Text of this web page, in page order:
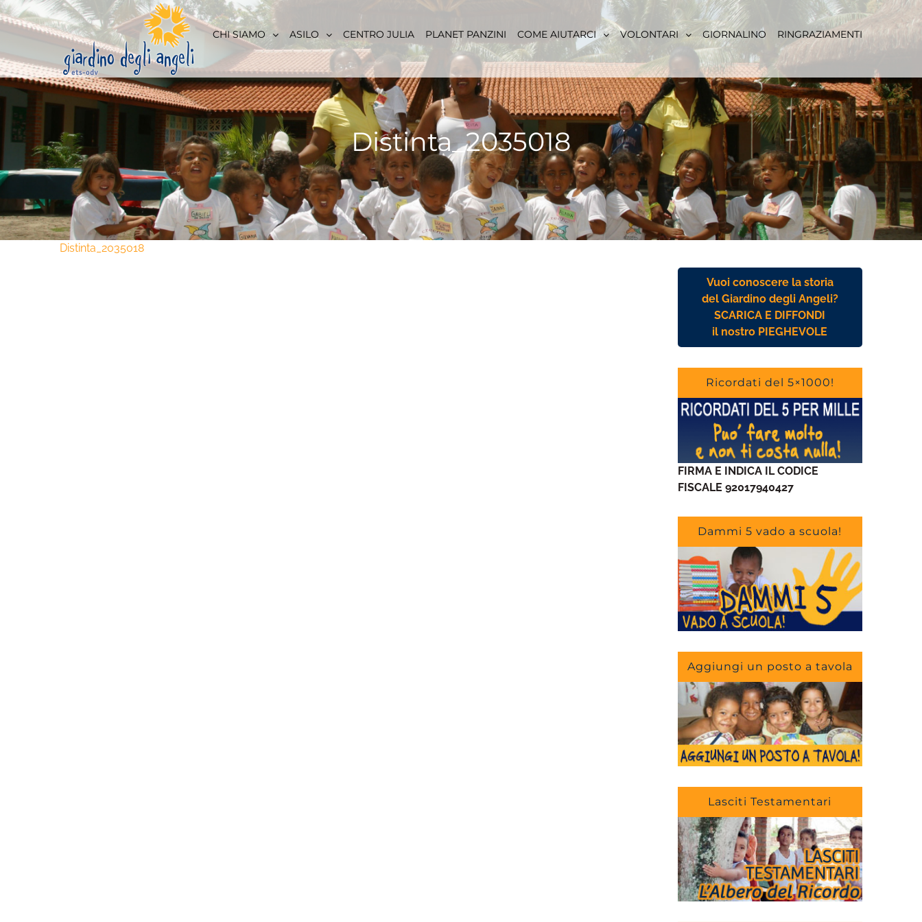
Skip
to
CHI SIAMO ASILO CENTRO JULIA PLANET PANZINI COME AIUTARCI VOLONTARI GIORNALINO RINGRAZIAMENTI
Distinta_2035018
Distinta_2035018
Vuoi conoscere la storia
del Giardino degli Angeli?
SCARICA E DIFFONDI
il nostro PIEGHEVOLE
Ricordati del 5×1000!
FIRMA E INDICA IL CODICE
FISCALE 92017940427
Dammi 5 vado a scuola!
Aggiungi un posto a tavola
Lasciti Testamentari